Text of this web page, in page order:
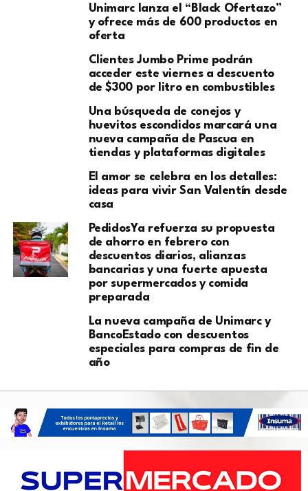
Unimarc lanza el “Black Ofertazo”
y ofrece más de 600 productos en
oferta
Clientes Jumbo Prime podrán
acceder este viernes a descuento
de $300 por litro en combustibles
Una búsqueda de conejos y
huevitos escondidos marcará una
nueva campaña de Pascua en
tiendas y plataformas digitales
El amor se celebra en los detalles:
ideas para vivir San Valentín desde
casa
PedidosYa refuerza su propuesta
de ahorro en febrero con
descuentos diarios, alianzas
bancarias y una fuerte apuesta
por supermercados y comida
preparada
La nueva campaña de Unimarc y
BancoEstado con descuentos
especiales para compras de fin de
año